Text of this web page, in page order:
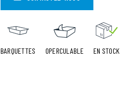
BARQUETTES OPERCULABLE EN STOCK